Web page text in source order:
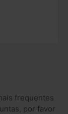
frequentes
por favor